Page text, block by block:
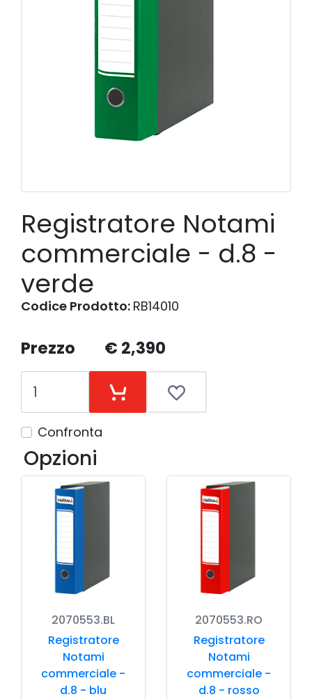
Registratore Notami
commerciale - d.8 -
verde
Codice Prodotto: RB14010
Prezzo € 2,390
Confronta
Opzioni
2070553.BL
Registratore
Notami
commerciale -
d.8 - blu
2070553.RO
Registratore
Notami
commerciale -
d.8 - rosso